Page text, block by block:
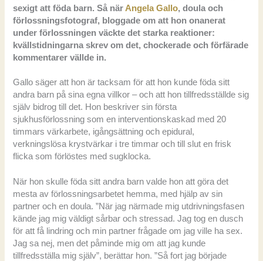
sexigt att föda barn. Så när Angela Gallo, doula och
förlossningsfotograf, bloggade om att hon onanerat
under förlossningen väckte det starka reaktioner:
kvällstidningarna skrev om det, chockerade och förfärade
kommentarer vällde in.
Gallo säger att hon är tacksam för att hon kunde föda sitt
andra barn på sina egna villkor – och att hon tillfredsställde sig
själv bidrog till det. Hon beskriver sin första
sjukhusförlossning som en interventionskaskad med 20
timmars värkarbete, igångsättning och epidural,
verkningslösa krystvärkar i tre timmar och till slut en frisk
flicka som förlöstes med sugklocka.
När hon skulle föda sitt andra barn valde hon att göra det
mesta av förlossningsarbetet hemma, med hjälp av sin
partner och en doula. ”När jag närmade mig utdrivningsfasen
kände jag mig väldigt sårbar och stressad. Jag tog en dusch
för att få lindring och min partner frågade om jag ville ha sex.
Jag sa nej, men det påminde mig om att jag kunde
tillfredsställa mig själv”, berättar hon. ”Så fort jag började